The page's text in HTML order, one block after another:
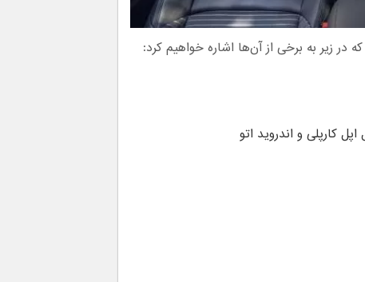
زیر به برخی از آن‌ها اشاره خواهیم کرد: